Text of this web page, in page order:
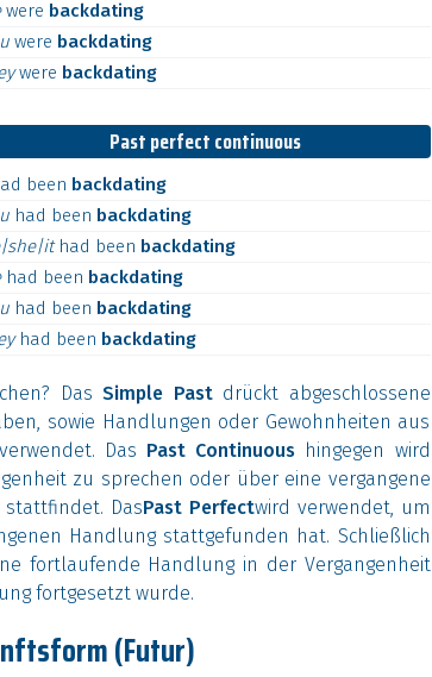
were backdating
were backdating
were backdating
Past perfect continuous
been backdating
had been backdating
had been backdating
had been backdating
had been backdating
had been backdating
DasSimple Pastdrückt abgeschlossene
sowie Handlungen oder Gewohnheiten aus
Das Past Continuous hingegen wird
zu sprechen oder über eine vergangene
stattfindet. DasPast Perfectwird verwendet, um
Handlung stattgefunden hat. Schließlich
fortlaufende Handlung in der Vergangenheit
fortgesetzt wurde.
(Futur)